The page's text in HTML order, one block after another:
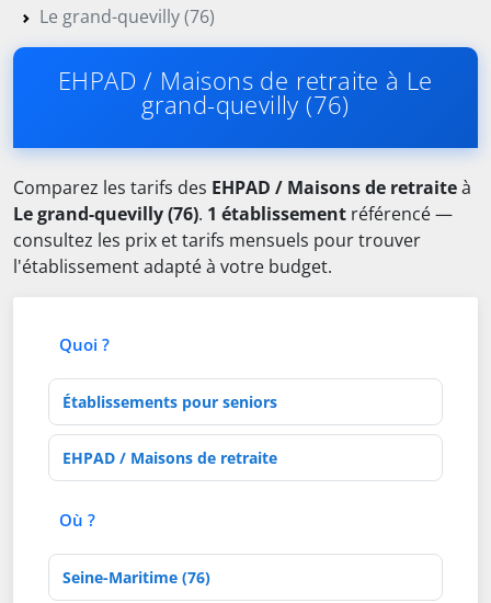
Le grand-quevilly (76)
EHPAD / Maisons de retraite à Le
grand-quevilly (76)
Comparez les tarifs des EHPAD / Maisons de retraiteà
Le grand-quevilly (76). 1 établissement référencé —
consultez les prix et tarifs mensuels pour trouver
l'établissement adapté à votre budget.
Quoi ?
Type d'établissement
Activités de soins
Où ?
Département